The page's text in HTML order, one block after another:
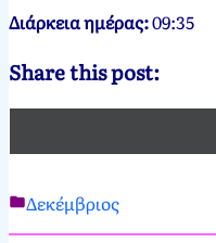
Διάρκεια ημέρας:09:35
Share this post:
Νεκτάριος
15
Δεκέμβριος